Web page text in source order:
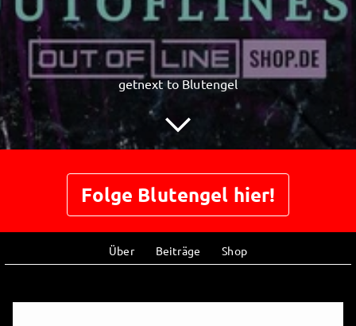
getnext to Blutengel
Folge Blutengel hier!
Über Beiträge Shop